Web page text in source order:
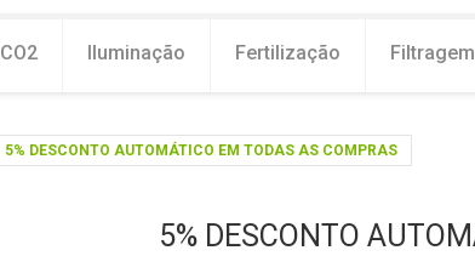
CO2 Iluminação Fertilização Filtragem
5% DESCONTO AUTOMÁTICO EM TODAS AS COMPRAS
5% DESCONTO